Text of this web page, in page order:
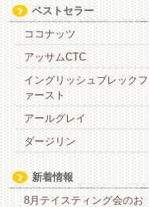
ベストセラー
ココナッツ
アッサムCTC
イングリッシュブレックフ
ァースト
アールグレイ
ダージリン
新着情報
8月テイスティング会のお